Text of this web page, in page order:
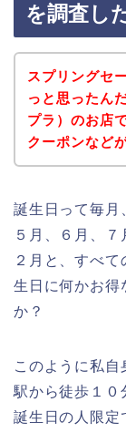
を調査し
スプリングセ
っと思ったん
プラ）のお店
クーポンなど
誕生日って毎月
５月、６月、７
２月と、すべ
生日に何かお得
か？
このように私自
駅から徒歩１０
誕生日の人限定